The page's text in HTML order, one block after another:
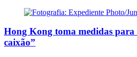
Hong Kong toma medidas para
caixão”